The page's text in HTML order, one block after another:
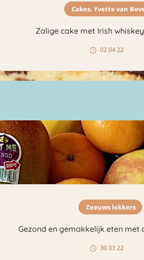
Cakes, Yvette van
Zalige cake met Irish
02 04 22
Zeeuws lekkers
Gezond en gemakkelijk eten met
30 03 22